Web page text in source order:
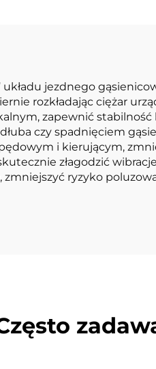
jezdnego
rozkładając ciężar
zapewnić
czy spadnięciem
i kierującym,
złagodzić
ryzyko